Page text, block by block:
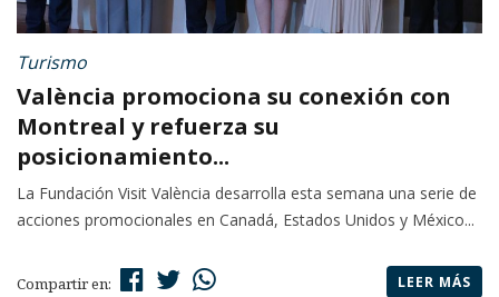
Turismo
València promociona su conexión con
Montreal y refuerza su
posicionamiento...
La Fundación Visit València desarrolla esta semana una serie de
acciones promocionales en Canadá, Estados Unidos y México...
Compartir en: LEER MÁS